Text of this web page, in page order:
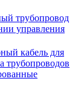
трубопровод
управления
кабель для
трубопроводов